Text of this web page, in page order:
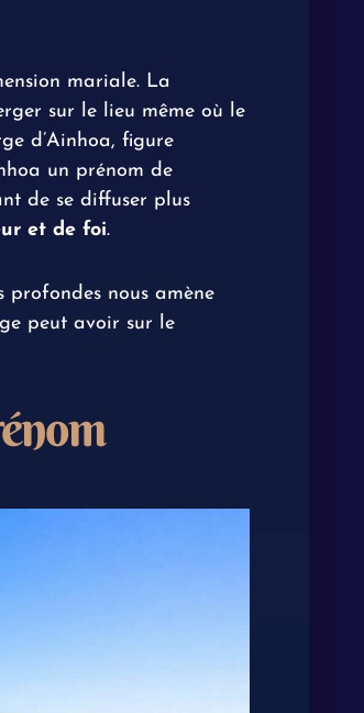
mariale. La
sur le lieu même où le
d’Ainhoa, figure
un prénom de
de se diffuser plus
et de foi.
profondes nous amène
peut avoir sur le